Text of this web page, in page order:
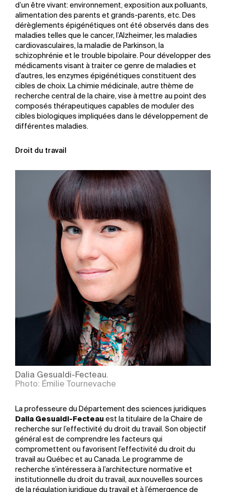
d’un être vivant: environnement, exposition aux polluants,
alimentation des parents et grands-parents, etc. Des
dérèglements épigénétiques ont été observés dans des
maladies telles que le cancer, l’Alzheimer, les maladies
cardiovasculaires, la maladie de Parkinson, la
schizophrénie et le trouble bipolaire. Pour développer des
médicaments visant à traiter ce genre de maladies et
d’autres, les enzymes épigénétiques constituent des
cibles de choix. La chimie médicinale, autre thème de
recherche central de la chaire, vise à mettre au point des
composés thérapeutiques capables de moduler des
cibles biologiques impliquées dans le développement de
différentes maladies.
Droit du travail
Dalia Gesualdi-Fecteau.
Photo: Émilie Tournevache
La professeure du Département des sciences juridiques
Dalia Gesualdi-Fecteau est la titulaire de la Chaire de
recherche sur l’effectivité du droit du travail. Son objectif
général est de comprendre les facteurs qui
compromettent ou favorisent l’effectivité du droit du
travail au Québec et au Canada. Le programme de
recherche s’intéressera à l’architecture normative et
institutionnelle du droit du travail, aux nouvelles sources
de la régulation juridique du travail et à l’émergence de